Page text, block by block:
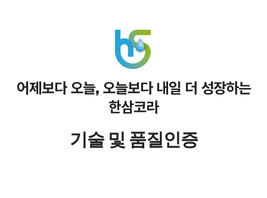
어제보다 오늘, 오늘보다 내일 더 성장하는
한삼코라
기술 및 품질인증